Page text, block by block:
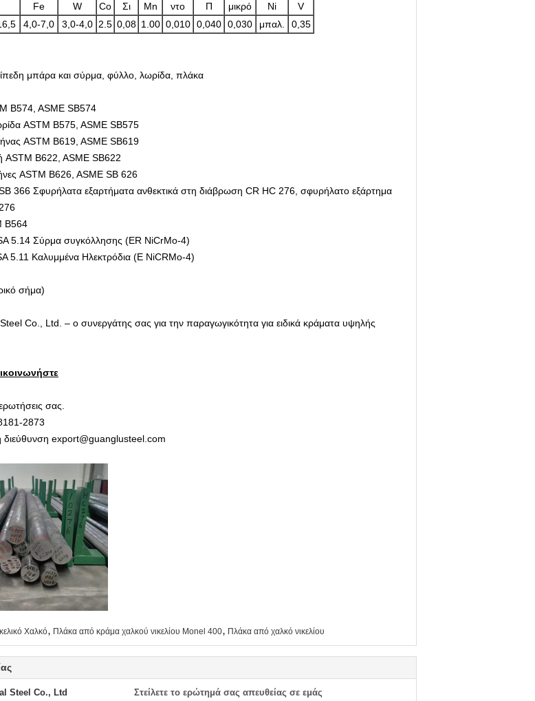
Fe W Co Σι Mn ντο Π μικρό Ni
V
4,0-7,0 3,0-4,0 2.5 0,08 1.00 0,010 0,040 0,030 μπαλ. 0,35
μπάρα και σύρμα, φύλλο, λωρίδα, πλάκα
B574, ASME SB574
ASTM B575, ASME SB575
ASTM B619, ASME SB619
ASTM B622, ASME SB622
ASTM B626, ASME SB 626
366 Σφυρήλατα εξαρτήματα ανθεκτικά στη διάβρωση CR HC 276, σφυρήλατο εξάρτημα
B564
5.14 Σύρμα συγκόλλησης (ER NiCrMo-4)
5.11 Καλυμμένα Ηλεκτρόδια (E NiCRMo-4)
σήμα)
Co., Ltd. – ο συνεργάτης σας για την παραγωγικότητα για ειδικά κράματα υψηλής
σας.
2873
διεύθυνση export@guanglusteel.com
Χαλκό, Πλάκα από κράμα χαλκού νικελίου Monel 400, Πλάκα από χαλκό νικελίου
Steel Co., Ltd Στείλετε το ερώτημά σας απευθείας σε εμάς